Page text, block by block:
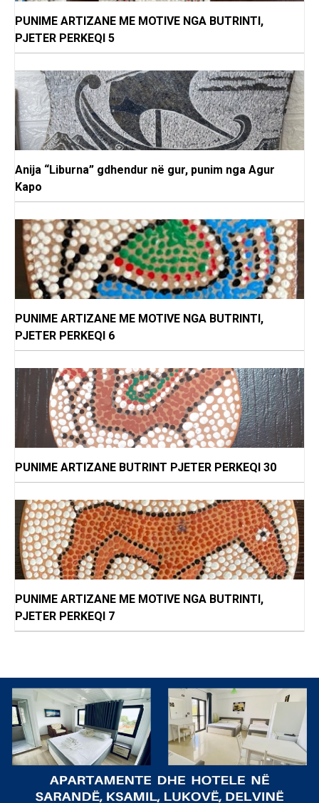
PUNIME ARTIZANE ME MOTIVE NGA BUTRINTI,
PJETER PERKEQI 5
Anija “Liburna” gdhendur në gur, punim nga Agur
Kapo
PUNIME ARTIZANE ME MOTIVE NGA BUTRINTI,
PJETER PERKEQI 6
PUNIME ARTIZANE BUTRINT PJETER PERKEQI 30
PUNIME ARTIZANE ME MOTIVE NGA BUTRINTI,
PJETER PERKEQI 7